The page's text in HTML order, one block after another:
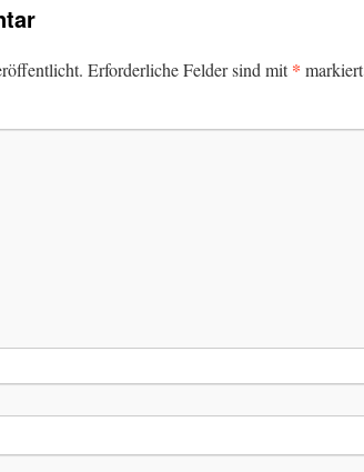
Erforderliche Felder sind mit* markiert